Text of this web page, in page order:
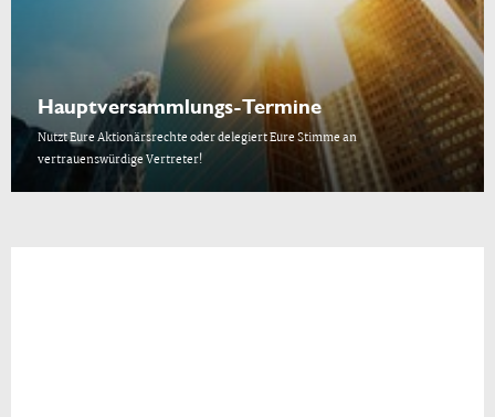
Hauptversammlungs-Termine
Nutzt Eure Aktionärsrechte oder delegiert Eure Stimme an
vertrauenswürdige Vertreter!